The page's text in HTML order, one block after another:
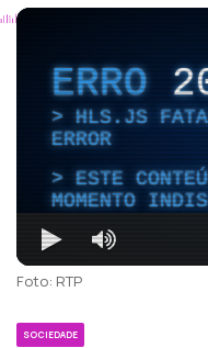
ERRO
HLS.JS
ERROR
ESTE
MOMENTO
Foto: RTP
SOCIEDADE